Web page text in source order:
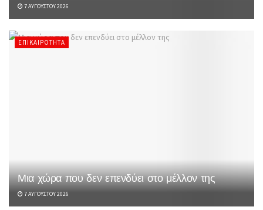
7 ΑΥΓΟΎΣΤΟΥ 2026
ΕΠΙΚΑΙΡΌΤΗΤΑ
Μια χώρα που δεν επενδύει στο μέλλον της
7 ΑΥΓΟΎΣΤΟΥ 2026